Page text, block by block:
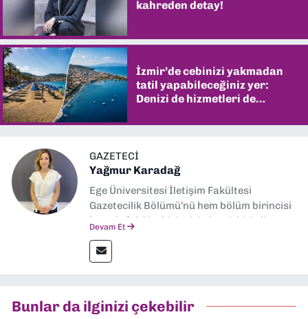
kahreden detay!
İzmir’de cebinizi yakmadan
tatil yapabileceğiniz yer:
Denizi de hizmetleri de
GAZETECI
Yağmur Karadağ
Ege Üniversitesi İletişim Fakültesi
Gazetecilik Bölümü’nü hem bölüm birincisi
hem de fakülte birincisi olarak bitirdim.
İletişim” üzerine yüksek lisans eğitimimi
tamamladım. Halen aynı anabilim dalında
Müdürü” olarak görev almaktayım. Hak
Devam Et
Bunlar da ilginizi çekebilir